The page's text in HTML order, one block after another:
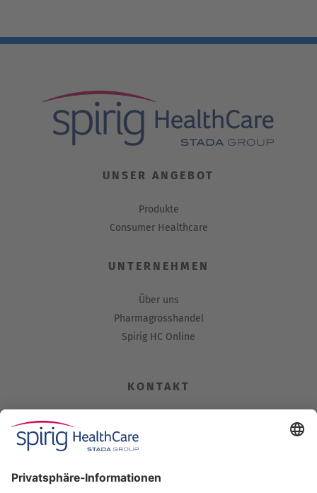
UNSER ANGEBOT
Produkte
Consumer Healthcare
UNTERNEHMEN
Über uns
Pharmagrosshandel
Spirig HC Online
KONTAKT
Industriestrasse 30
CH-4622 Egerkingen
Tel. +41 62 388 85 00